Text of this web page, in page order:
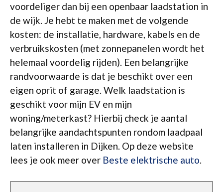
voordeliger dan bij een openbaar laadstation in
de wijk. Je hebt te maken met de volgende
kosten: de installatie, hardware, kabels en de
verbruikskosten (met zonnepanelen wordt het
helemaal voordelig rijden). Een belangrijke
randvoorwaarde is dat je beschikt over een
eigen oprit of garage. Welk laadstation is
geschikt voor mijn EV en mijn
woning/meterkast? Hierbij check je aantal
belangrijke aandachtspunten rondom laadpaal
laten installeren in Dijken. Op deze website
lees je ook meer over Beste elektrische auto.